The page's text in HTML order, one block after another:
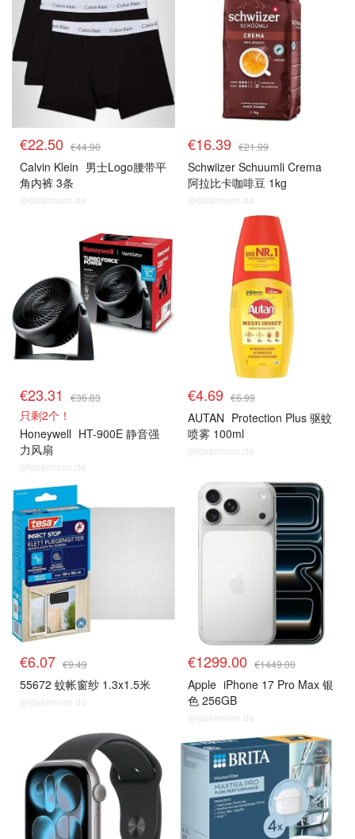
€22.50 €44.90
Calvin Klein 男士Logo腰带平
角内裤 3条
@dealmoon.de
€16.39 €21.99
Schwiizer Schuumli Crema
阿拉比卡咖啡豆 1kg
@dealmoon.de
€23.31 €36.83
只剩2个！
Honeywell HT-900E 静音强
力风扇
@dealmoon.de
€4.69 €6.99
AUTAN Protection Plus 驱蚊
喷雾 100ml
@dealmoon.de
热卖推荐
€6.07 €9.49
55672 蚊帐窗纱 1.3x1.5米
@dealmoon.de
热卖推荐
€1299.00 €1449.00
Apple iPhone 17 Pro Max 银
色 256GB
@dealmoon.de
热卖推荐 热卖推荐